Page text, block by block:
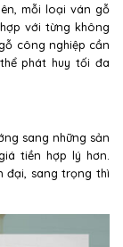
mỗi loại ván gỗ
với từng không
công nghiệp cần
phát huy tối đa
sang những sản
tiền hợp lý hơn.
đại, sang trọng thì